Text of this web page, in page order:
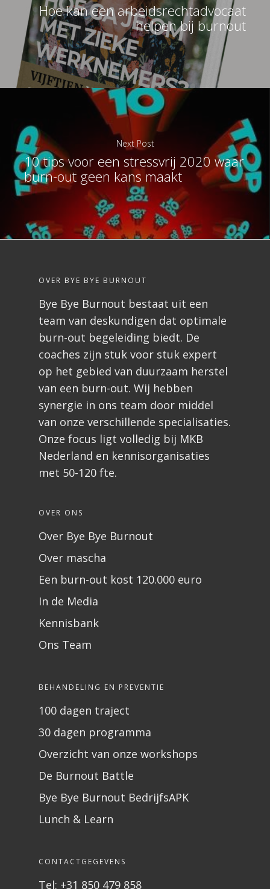
Hoe kan een arbeidsrechtadvocaat
helpen bij burnout
Next Post
10 tips voor een stressvrij 2020 waar
burn-out geen kans maakt
OVER BYE BYE BURNOUT
Bye Bye Burnout bestaat uit een
team van deskundigen dat optimale
burn-out begeleiding biedt. De
coaches zijn stuk voor stuk expert
op het gebied van duurzaam herstel
van een burn-out. Wij hebben
synergie in ons team door middel
van onze verschillende specialisaties.
Onze focus ligt volledig bij MKB
Nederland en kennisorganisaties
met 50-120 fte.
OVER ONS
Over Bye Bye Burnout
Over mascha
Een burn-out kost 120.000 euro
In de Media
Kennisbank
Ons Team
BEHANDELING EN PREVENTIE
100 dagen traject
30 dagen programma
Overzicht van onze workshops
De Burnout Battle
Bye Bye Burnout BedrijfsAPK
Lunch & Learn
CONTACTGEGEVENS
Tel: +31 850 479 858